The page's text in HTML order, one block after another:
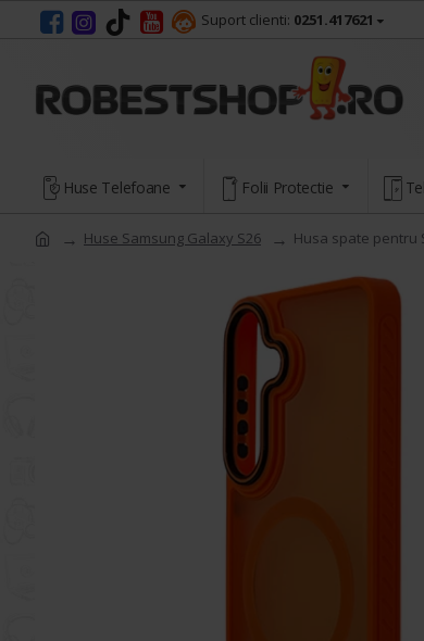
Suport clienti: 0251.417621
Huse Telefoane Folii Protectie
Huse Samsung Galaxy S26 Husa spate pentru